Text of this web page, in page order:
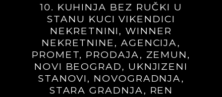
10. KUHINJA BEZ RUČKI U
STANU KUCI VIKENDICI
NEKRETNINI, WINNER
NEKRETNINE, AGENCIJA,
PROMET, PRODAJA, ZEMUN,
NOVI BEOGRAD, UKNJIZENI
STANOVI, NOVOGRADNJA,
STARA GRADNJA, REN